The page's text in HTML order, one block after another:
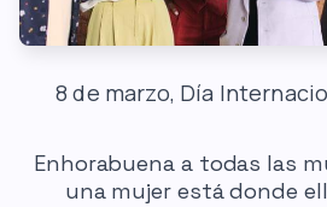
8 de marzo, Día
Enhorabuena a todas las
una mujer está donde